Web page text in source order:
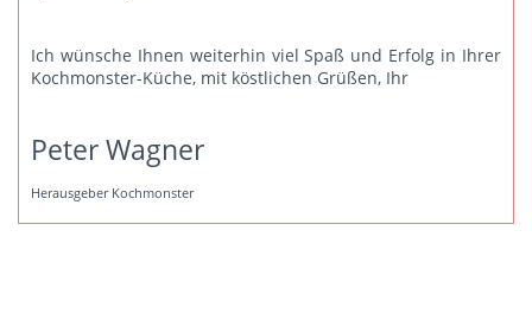
Ich wünsche Ihnen weiterhin viel Spaß und Erfolg in Ihrer
Kochmonster-Küche, mit köstlichen Grüßen, Ihr
Peter Wagner
Herausgeber Kochmonster